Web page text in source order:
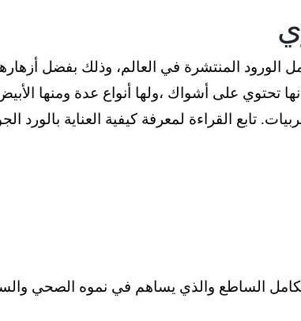
الورود المنتشرة في العالم، وذلك بفضل
على أشواك ،ولها أنواع عدة ومنها الأبيض
تابع القراءة لمعرفة كيفية العناية بالورد
الساطع والذي يساهم في نموه الصحي